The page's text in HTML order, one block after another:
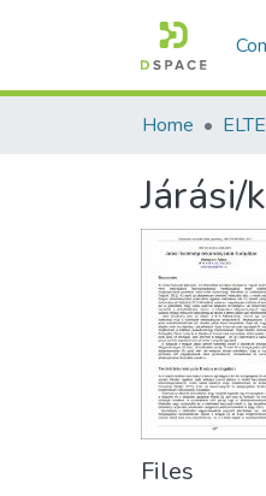
Home
Járási/
Files